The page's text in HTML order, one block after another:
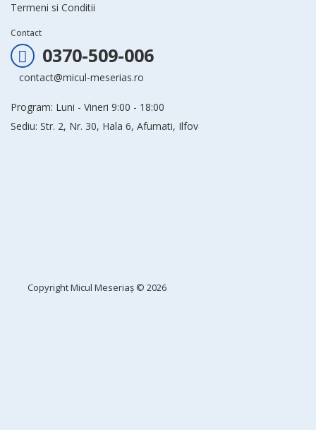
Termeni si Conditii
Contact
0370-509-006
contact@micul-meserias.ro
Program: Luni - Vineri 9:00 - 18:00
Sediu: Str. 2, Nr. 30, Hala 6, Afumati, Ilfov
CopyrightMicul Meseriaș © 2026